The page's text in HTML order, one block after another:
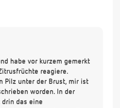
habe vor kurzem gemerkt
reagiere.
Pilz unter der Brust, mir ist
worden. In der
drin das eine